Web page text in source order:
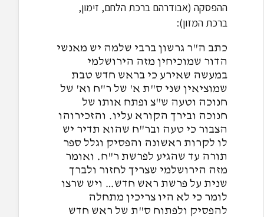
ההפסקה (אבודרהם ברכת הלחם, זימון,
ברכת המזון):
כתב ה"ר גרשון ברבי שלמה יש מאנשי
הדור שמוכיחין מזה הירושלמי
במעשה שאירע כי בראש חדש טבת
שמוציאין שני ס"ת א' של ר"ח וא' של
חנוכה וטעה ש"צ ופתח אותו של
חנוכה ובירך הקורא עליו. והזכירוהו
הצבור כי טעה ובר"ח שהוא תדיר יש
לו לקרות ראשונה והפסיק וגלל ספר
תורה עד שהגיע לפרשת ר"ח. ואומר
מזה הירושלמי שצריך לחזור ולברך
שנית על פרשת ראש חדש… ויש שרצו
לומר כי לא היו צריכין מתחלה
להפסיק ולפתוח ס"ת של ראש חדש